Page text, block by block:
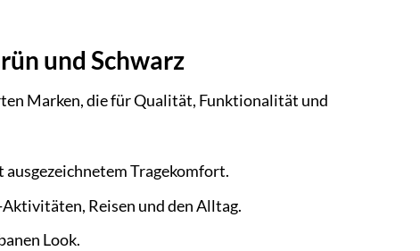
und Schwarz
Marken, die für Qualität, Funktionalität und
Tragekomfort.
Reisen und den Alltag.
Look.